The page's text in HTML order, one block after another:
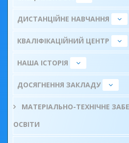
ДИСТАНЦІЙНЕ НАВЧАННЯ
КВАЛІФІКАЦІЙНИЙ ЦЕНТР
НАША ІСТОРІЯ
ДОСЯГНЕННЯ ЗАКЛАДУ
МАТЕРІАЛЬНО-ТЕХНІЧНЕ
ОСВІТИ